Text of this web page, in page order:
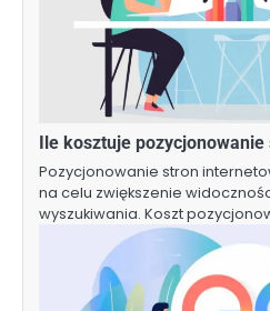
Ile kosztuje
Pozycjonowanie stron
na celu zwiększenie
wyszukiwania. Koszt